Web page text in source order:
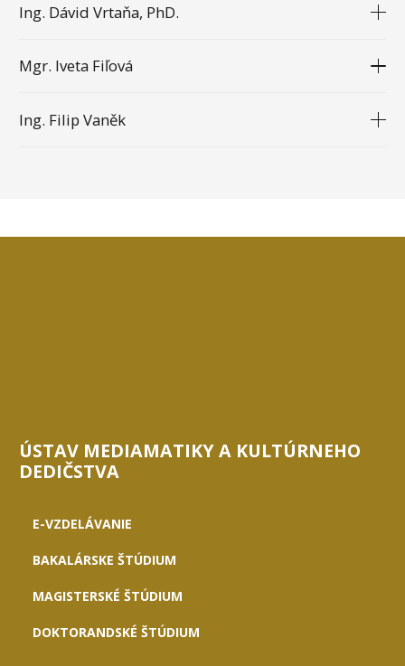
Ing. Dávid Vrtaňa, PhD.
Mgr. Iveta Fiľová
Ing. Filip Vaněk
ÚSTAV MEDIAMATIKY A KULTÚRNEHO
DEDIČSTVA
E-VZDELÁVANIE
BAKALÁRSKE ŠTÚDIUM
MAGISTERSKÉ ŠTÚDIUM
DOKTORANDSKÉ ŠTÚDIUM